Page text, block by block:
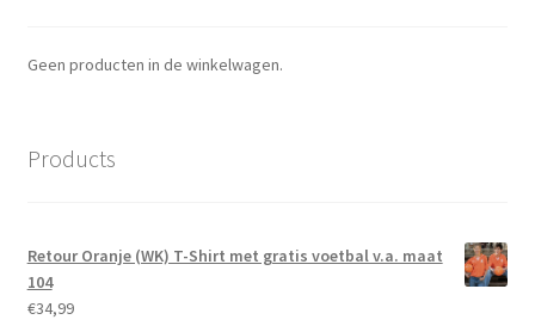
Geen producten in de winkelwagen.
Products
Retour Oranje (WK) T-Shirt met gratis voetbal v.a. maat
104
€34,99